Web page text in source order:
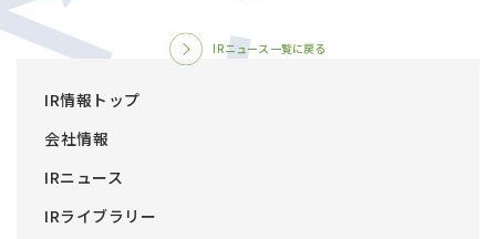
IR情報トップ
会社情報
IRニュース
IRライブラリー
IRニュース一覧に戻る